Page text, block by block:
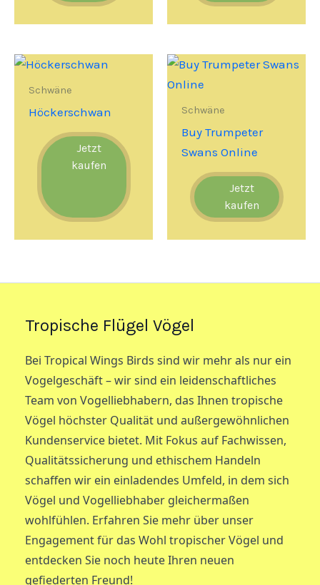
Schwäne
Höckerschwan
Jetzt
kaufen
Schwäne
Buy Trumpeter
Swans Online
Jetzt
kaufen
Tropische Flügel Vögel
Bei Tropical Wings Birds sind wir mehr als nur ein
Vogelgeschäft – wir sind ein leidenschaftliches
Team von Vogelliebhabern, das Ihnen tropische
Vögel höchster Qualität und außergewöhnlichen
Kundenservice bietet. Mit Fokus auf Fachwissen,
Qualitätssicherung und ethischem Handeln
schaffen wir ein einladendes Umfeld, in dem sich
Vögel und Vogelliebhaber gleichermaßen
wohlfühlen. Erfahren Sie mehr über unser
Engagement für das Wohl tropischer Vögel und
entdecken Sie noch heute Ihren neuen
gefiederten Freund!